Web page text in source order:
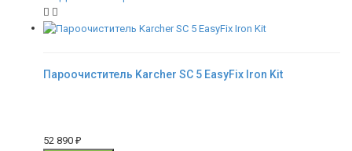
Пароочиститель Karcher SC 5 EasyFix Iron Kit
52 890 ₽